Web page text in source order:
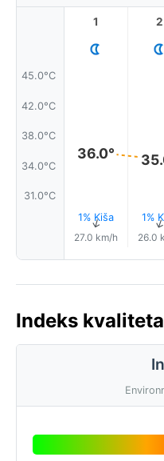
45.0°C
42.0°C
38.0°C
34.0°C
31.0°C
1
36.0°
1% Kiša
↑
27.0 km/h
2
1%
26.0
Indeks